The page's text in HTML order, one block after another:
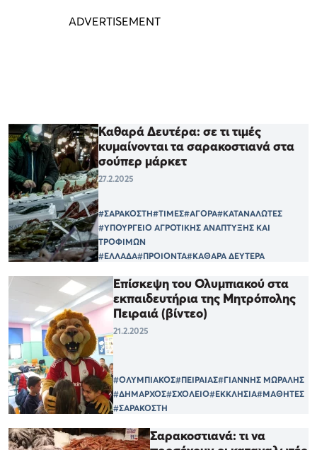
Καθαρά Δευτέρα: σε τι τιμές
κυμαίνονται τα σαρακοστιανά στα
σούπερ μάρκετ
27.2.2025
#ΣΑΡΑΚΟΣΤΗ#ΤΙΜΕΣ#ΑΓΟΡΑ#ΚΑΤΑΝΑΛΩΤΕΣ
#ΥΠΟΥΡΓΕΙΟ ΑΓΡΟΤΙΚΗΣ ΑΝΑΠΤΥΞΗΣ ΚΑΙ
ΤΡΟΦΙΜΩΝ
#ΕΛΛΑΔΑ#ΠΡΟΙΟΝΤΑ#ΚΑΘΑΡΑ ΔΕΥΤΕΡΑ
Επίσκεψη του Ολυμπιακού στα
εκπαιδευτήρια της Μητρόπολης
Πειραιά (βίντεο)
21.2.2025
#ΟΛΥΜΠΙΑΚΟΣ#ΠΕΙΡΑΙΑΣ#ΓΙΑΝΝΗΣ ΜΩΡΑΛΗΣ
#ΔΗΜΑΡΧΟΣ#ΣΧΟΛΕΙΟ#ΕΚΚΛΗΣΙΑ#ΜΑΘΗΤΕΣ
#ΣΑΡΑΚΟΣΤΗ
Σαρακοστιανά: τι να